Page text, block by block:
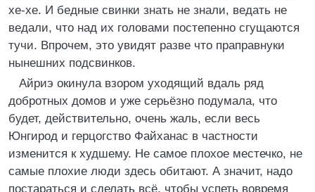
хе-хе. И бедные свинки знать не знали, ведать не
ведали, что над их головами постепенно сгущаются
тучи. Впрочем, это увидят разве что праправнуки
нынешних подсвинков.
Айриэ окинула взором уходящий вдаль ряд
добротных домов и уже серьёзно подумала, что
будет, действительно, очень жаль, если весь
Юнгирод и герцогство Файханас в частности
изменится к худшему. Не самое плохое местечко, не
самые плохие люди здесь обитают. А значит, надо
постараться и сделать всё, чтобы успеть вовремя